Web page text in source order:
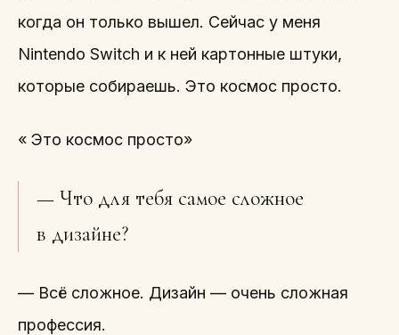
когда он только вышел. Сейчас у меня
Nintendo Switch и к ней картонные штуки,
которые собираешь. Это космос просто.
« Это космос просто»
— Что для тебя самое сложное
в дизайне?
— Всё сложное. Дизайн — очень сложная
профессия.